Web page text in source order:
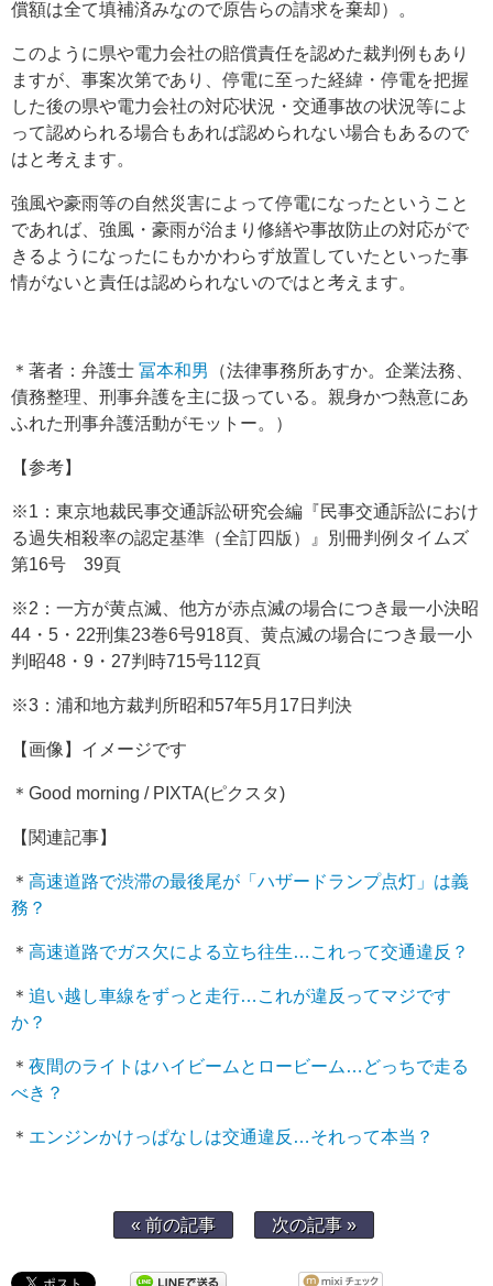
償額は全て填補済みなので原告らの請求を棄却）。
このように県や電力会社の賠償責任を認めた裁判例もあり
ますが、事案次第であり、停電に至った経緯・停電を把握
した後の県や電力会社の対応状況・交通事故の状況等によ
って認められる場合もあれば認められない場合もあるので
はと考えます。
強風や豪雨等の自然災害によって停電になったということ
であれば、強風・豪雨が治まり修繕や事故防止の対応がで
きるようになったにもかかわらず放置していたといった事
情がないと責任は認められないのではと考えます。
＊著者：弁護士 冨本和男
（法律事務所あすか。企業法務、
債務整理、刑事弁護を主に扱っている。親身かつ熱意にあ
ふれた刑事弁護活動がモットー。）
【参考】
※1：東京地裁民事交通訴訟研究会編『民事交通訴訟におけ
る過失相殺率の認定基準（全訂四版）』別冊判例タイムズ
第16号 39頁
※2：一方が黄点滅、他方が赤点滅の場合につき最一小決昭
44・5・22刑集23巻6号918頁、黄点滅の場合につき最一小
判昭48・9・27判時715号112頁
※3：浦和地方裁判所昭和57年5月17日判決
【画像】イメージです
＊Good morning / PIXTA(ピクスタ)
【関連記事】
＊ 高速道路で渋滞の最後尾が「ハザードランプ点灯」は義
務？
＊ 高速道路でガス欠による立ち往生…これって交通違反？
＊ 追い越し車線をずっと走行…これが違反ってマジです
か？
＊ 夜間のライトはハイビームとロービーム…どっちで走る
べき？
＊ エンジンかけっぱなしは交通違反…それって本当？
« 前の記事 次の記事 »